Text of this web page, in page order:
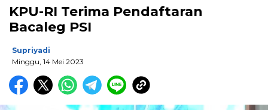
KPU-RI Terima Pendaftaran
Bacaleg PSI
Supriyadi
Minggu, 14 Mei 2023